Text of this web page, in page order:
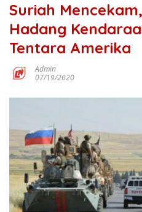
Suriah
Hadang
Tentara Amerika
Admin
07/19/2020